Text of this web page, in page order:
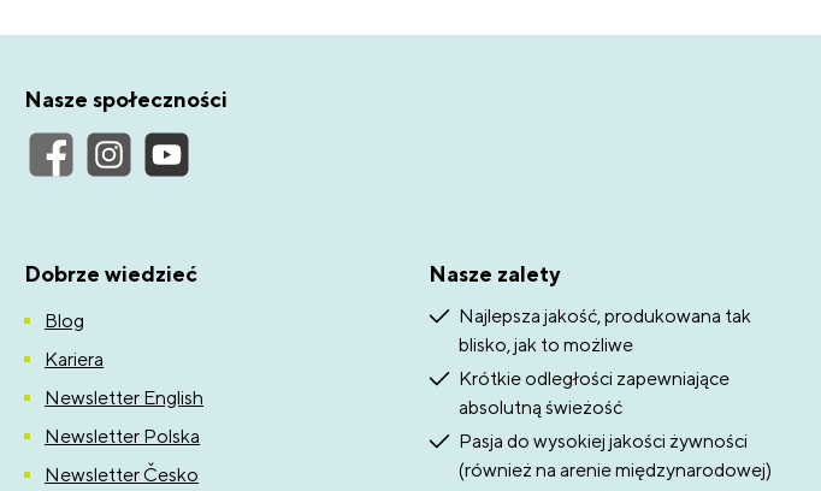
Nasze społeczności
Dobrze wiedzieć
Blog
Kariera
Newsletter English
Newsletter Polska
Newsletter Česko
Nasze zalety
Najlepsza jakość, produkowana tak
blisko, jak to możliwe
Krótkie odległości zapewniające
absolutną świeżość
Pasja do wysokiej jakości żywności
(również na arenie międzynarodowej)